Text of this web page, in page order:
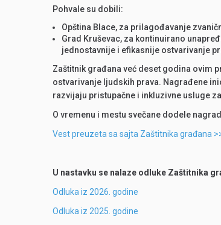
Pohvale su dobili:
Opština Blace, za prilagođavanje
Grad Kruševac, za kontinuirano
jednostavnije i efikasnije ostvarivanje
Zaštitnik građana već deset godina ovim
ostvarivanje ljudskih prava. Nagrađene
razvijaju pristupačne i inkluzivne usluge
O vremenu i mestu svečane dodele
Vest preuzeta sa sajta Zaštitnika građana
U nastavku se nalaze odluke Zaštitnika
Odluka iz 2026. godine
Odluka iz 2025. godine